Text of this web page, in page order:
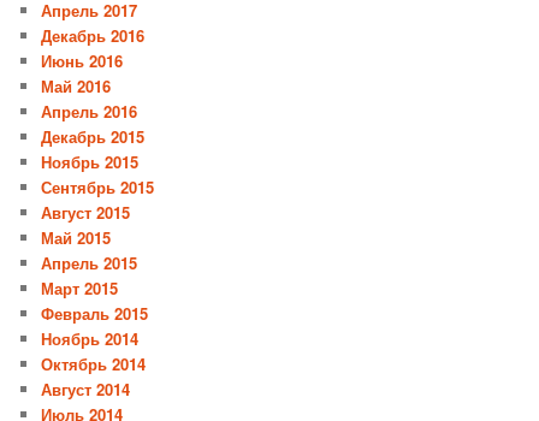
Апрель 2017
Декабрь 2016
Июнь 2016
Май 2016
Апрель 2016
Декабрь 2015
Ноябрь 2015
Сентябрь 2015
Август 2015
Май 2015
Апрель 2015
Март 2015
Февраль 2015
Ноябрь 2014
Октябрь 2014
Август 2014
Июль 2014